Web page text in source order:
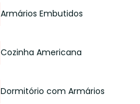
Armários Embutidos
Cozinha Americana
Dormitório com Armários